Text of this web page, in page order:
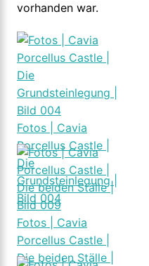
vorhanden war.
Fotos | Cavia
Porcellus Castle |
Die
Grundsteinlegung |
Bild 004
Fotos | Cavia
Porcellus Castle |
Die beiden Ställe |